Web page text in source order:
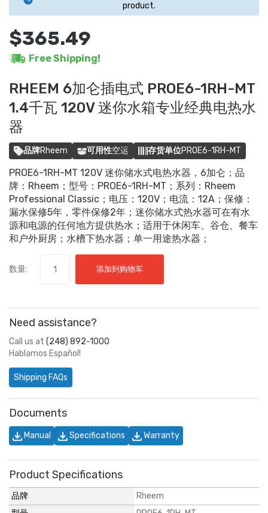
product.
$365.49
Free Shipping!
RHEEM 6加仑插电式 PROE6-1RH-MT
1.4千瓦 120V 迷你水箱专业经典电热水
器
品牌Rheem 可用性空运 存货单位PROE6-1RH-MT
PROE6-1RH-MT 120V 迷你储水式电热水器，6加仑；品
牌：Rheem；型号：PROE6-1RH-MT；系列：Rheem
Professional Classic；电压：120V；电流：12A；保修：
漏水保修5年，零件保修2年；迷你储水式热水器可在有水
源和电源的任何地方提供热水；适用于休闲车、谷仓、餐车
和户外厨房；水槽下热水器；单一用途热水器；
数量: 添加到购物车
Need assistance?
Call us at (248) 892-1000
Hablamos Español!
Shipping FAQs
Documents
Manual Specifications Warranty
Product Specifications
品牌
Rheem